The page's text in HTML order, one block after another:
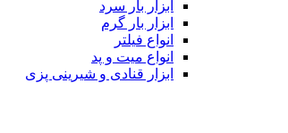
ابزار بار سرد
ابزار بار گرم
انواع فیلتر
انواع میت و پد
ابزار قنادی و شیرینی پزی